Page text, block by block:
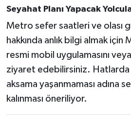
Seyahat Planı Yapacak
Metro sefer saatleri ve olası
hakkında anlık bilgi almak
resmi mobil uygulamasını
ziyaret edebilirsiniz. Hatlarda
aksama yaşanmaması adına
kalınması öneriliyor.
TARİHTE BUGÜN
TEKNOLOJİ
Trend
TÜRKİYE